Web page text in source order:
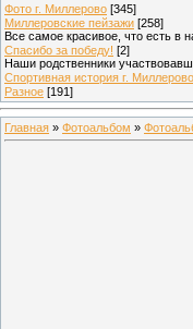
Фото г. Миллерово [345]
Миллеровские пейзажи [258]
Все самое красивое, что есть в
Спасибо за победу! [2]
Наши родственники
Спортивная история г. Миллерово
Разное [191]
Главная » Фотоальбом »